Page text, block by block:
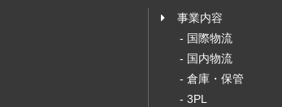
事業内容
- 国際物流
- 国内物流
- 倉庫・保管
- 3PL